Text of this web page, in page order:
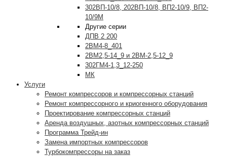
302ВП-10/8, 202ВП-10/8, ВП2-10/9, ВП2-
10/9М
Другие серии
ДПВ 2 200
2ВМ4-8_401
2ВМ2,5-14_9 и 2ВМ-2,5-12_9
302ГМ4-1,3_12-250
МК
Услуги
Ремонт компрессоров и компрессорных станций
Ремонт компрессорного и криогенного оборудования
Проектирование компрессорных станций
Аренда воздушных, азотных компрессорных станций
Программа Трейд-ин
Замена импортных компрессоров
Турбокомпрессоры на заказ